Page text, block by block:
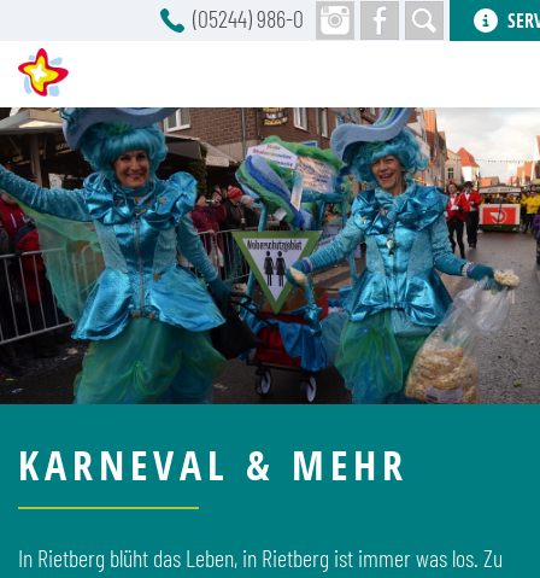
KARNEVAL & MEHR
In Rietberg blüht das Leben, in Rietberg ist immer was los. Zu
(05244) 986-0